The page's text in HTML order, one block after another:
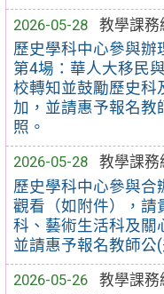
2026-05-28
教學課務
歷史學科中心參與辦
第4場：華人大移民
校轉知並鼓勵歷史科
加，並請惠予報名教
照。
2026-05-28
教學課務
歷史學科中心參與合
觀看（如附件），請
科、藝術生活科及關
並請惠予報名教師公
2026-05-26
教學課務